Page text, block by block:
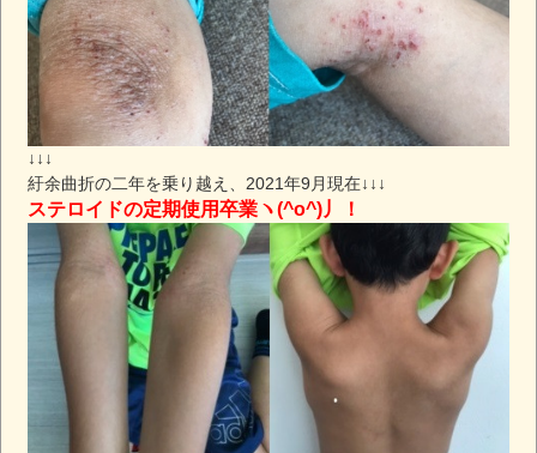
↓↓↓
紆余曲折の二年を乗り越え、2021年9月現在↓↓↓
ステロイドの定期使用卒業ヽ(^o^)丿！